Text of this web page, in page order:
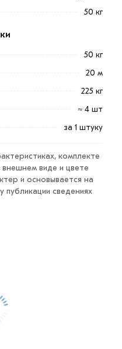
оборудования и
производства.
кликните мышкой
на кнопку
купить позвонив по
Винтовая сваяв
действительны в
сертифицирован,
50 кг
50 кг
20 м
225 кг
≈ 4 шт
за 1 штуку
комплекте
внешнем виде и цвете
и основывается на
публикации сведениях